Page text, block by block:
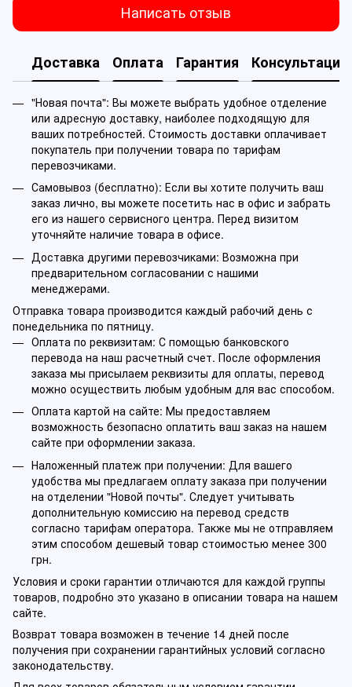
Написать отзыв
Доставка Оплата Гарантия Консультация
"Новая почта": Вы можете выбрать удобное отделение
или адресную доставку, наиболее подходящую для
ваших потребностей. Стоимость доставки оплачивает
покупатель при получении товара по тарифам
перевозчиками.
Самовывоз (бесплатно): Если вы хотите получить ваш
заказ лично, вы можете посетить нас в офис и забрать
его из нашего сервисного центра. Перед визитом
уточняйте наличие товара в офисе.
Доставка другими перевозчиками: Возможна при
предварительном согласовании с нашими
менеджерами.
Отправка товара производится каждый рабочий день с
понедельника по пятницу.
Оплата по реквизитам: С помощью банковского
перевода на наш расчетный счет. После оформления
заказа мы присылаем реквизиты для оплаты, перевод
можно осуществить любым удобным для вас способом.
Оплата картой на сайте: Мы предоставляем
возможность безопасно оплатить ваш заказ на нашем
сайте при оформлении заказа.
Наложенный платеж при получении: Для вашего
удобства мы предлагаем оплату заказа при получении
на отделении "Новой почты". Следует учитывать
дополнительную комиссию на перевод средств
согласно тарифам оператора. Также мы не отправляем
этим способом дешевый товар стоимостью менее 300
грн.
Условия и сроки гарантии отличаются для каждой группы
товаров, подробно это указано в описании товара на нашем
сайте.
Возврат товара возможен в течение 14 дней после
получения при сохранении гарантийных условий согласно
законодательству.